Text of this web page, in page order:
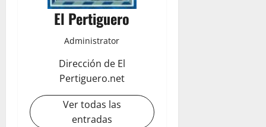
El Pertiguero
Administrator
Dirección de El
Pertiguero.net
Ver todas las
entradas